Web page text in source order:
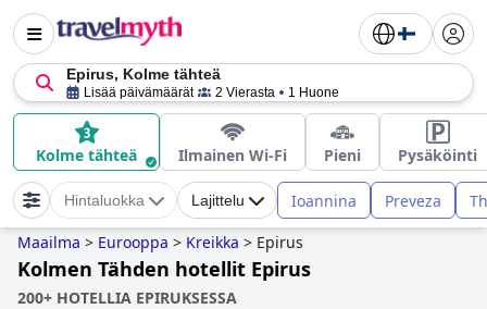
Epirus, Kolme tähteä
Lisää päivämäärät 2 Vierasta 1 Huone
Kolme tähteä Ilmainen Wi-Fi Pieni Pysäköinti
Hintaluokka Lajittelu Ioannina Preveza
Maailma > Eurooppa > Kreikka > Epirus
Kolmen Tähden hotellit Epirus
200+ HOTELLIA EPIRUKSESSA